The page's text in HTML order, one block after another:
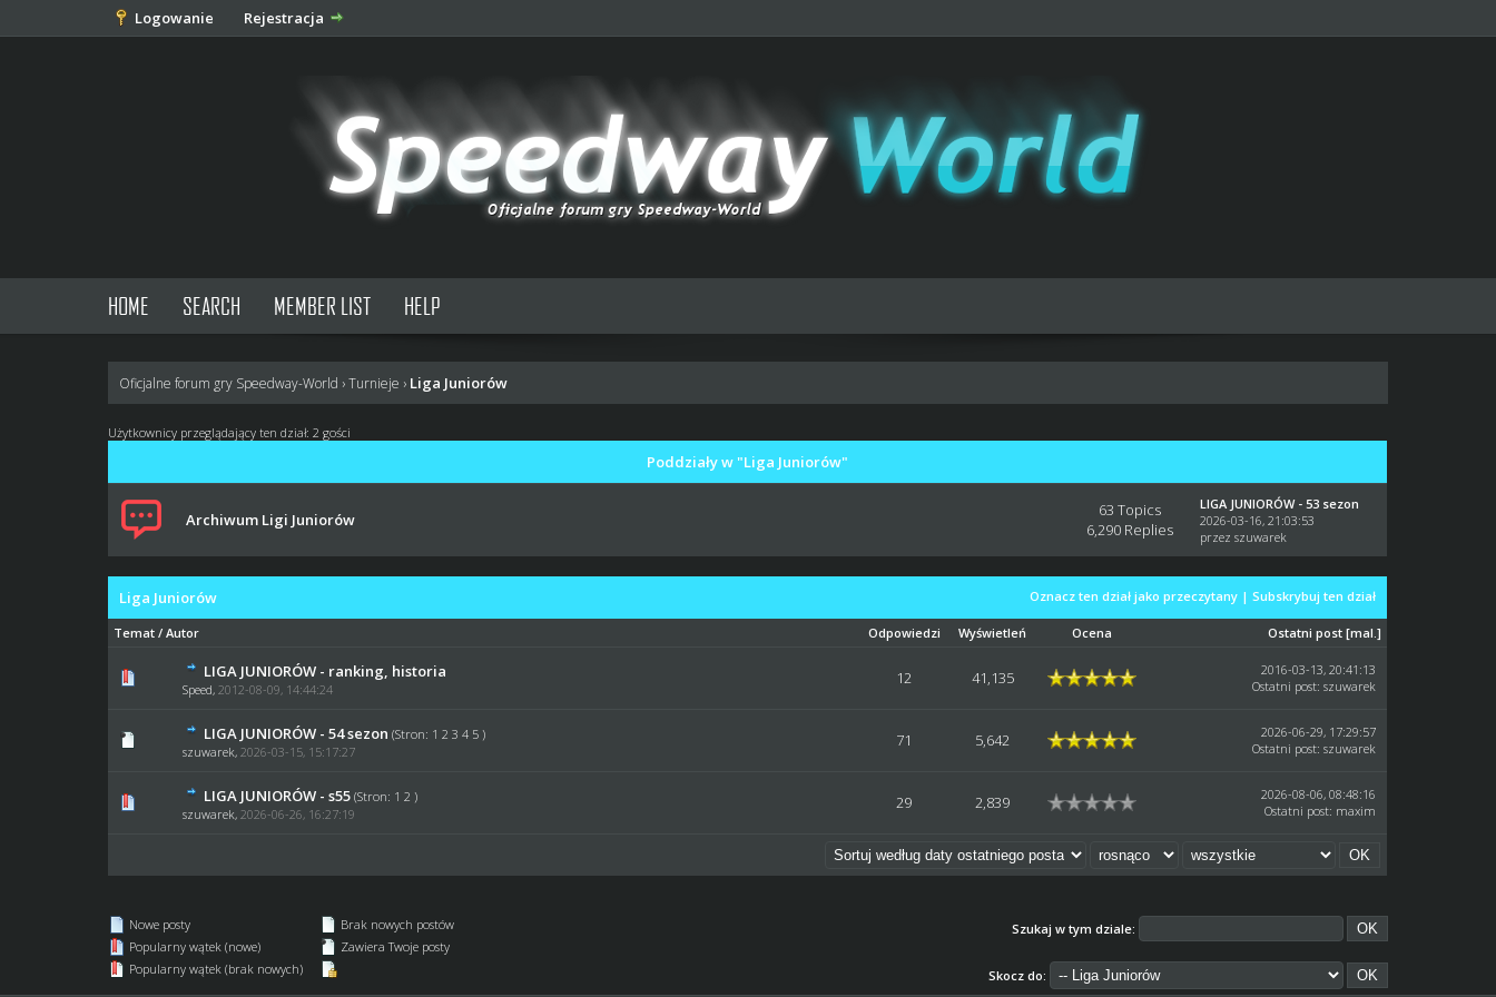
Logowanie Rejestracja
HOME SEARCH MEMBER LIST HELP
Oficjalne forum gry Speedway-World ›Turnieje › Liga Juniorów
Użytkownicy przeglądający ten dział: 2 gości
Poddziały w "Liga Juniorów"
Archiwum Ligi Juniorów
63 Topics
6,290 Replies
LIGA JUNIORÓW - 53 sezon
2026-03-16, 21:03:53
przezszuwarek
Oznacz ten dział jako przeczytany |Subskrybuj ten dział
Liga Juniorów
Temat /Autor Odpowiedzi Wyświetleń Ocena Ostatni post [mal.]
LIGA JUNIORÓW - ranking, historia
Speed,2012-08-09, 14:44:24
12 41,135
2 głosów - średnia ocena: 5 na 5 gwiazdek
2016-03-13, 20:41:13
Ostatni post:szuwarek
LIGA JUNIORÓW - 54 sezon (Stron: 1 2 3 4 5 )
szuwarek,2026-03-15, 15:17:27
71 5,642
2 głosów - średnia ocena: 5 na 5 gwiazdek
2026-06-29, 17:29:57
Ostatni post:szuwarek
LIGA JUNIORÓW - s55 (Stron: 1 2 )
szuwarek,2026-06-26, 16:27:19
29 2,839
0 głosów - średnia ocena: 0 na 5 gwiazdek
2026-08-06, 08:48:16
Ostatni post: maxim
Nowe posty
Popularny wątek (nowe)
Popularny wątek (brak nowych)
Brak nowych postów
Zawiera Twoje posty
Szukaj w tym dziale:
Skocz do: